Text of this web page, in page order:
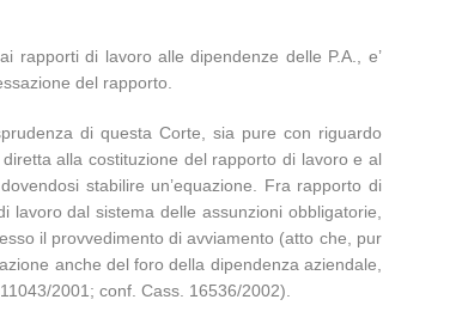
rapporti di lavoro alle dipendenze delle P.A., e’
del rapporto.
di questa Corte, sia pure con riguardo
alla costituzione del rapporto di lavoro e al
stabilire un’equazione. Fra rapporto di
lavoro dal sistema delle assunzioni obbligatorie,
il provvedimento di avviamento (atto che, pur
anche del foro della dipendenza aziendale,
2001; conf. Cass. 16536/2002).